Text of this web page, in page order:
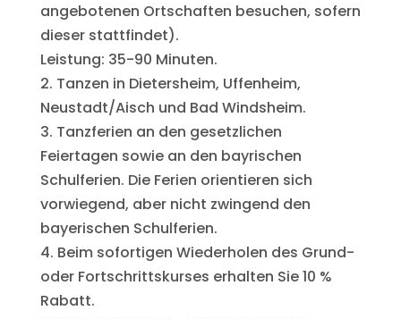
angebotenen Ortschaften besuchen, sofern
dieser stattfindet).
Leistung: 35-90 Minuten.
2. Tanzen in Dietersheim, Uffenheim,
Neustadt/Aisch und Bad Windsheim.
3. Tanzferien an den gesetzlichen
Feiertagen sowie an den bayrischen
Schulferien. Die Ferien orientieren sich
vorwiegend, aber nicht zwingend den
bayerischen Schulferien.
4. Beim sofortigen Wiederholen des Grund-
oder Fortschrittskurses erhalten Sie 10 %
Rabatt.